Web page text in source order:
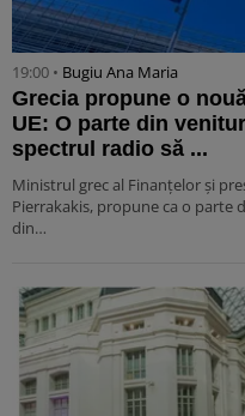
19:00 • Bugiu ⁠Ana Maria
Grecia propune o
UE: O parte din
spectrul radio să ...
Ministrul grec al Finanțelor și
Pierrakakis, propune ca o parte
din…